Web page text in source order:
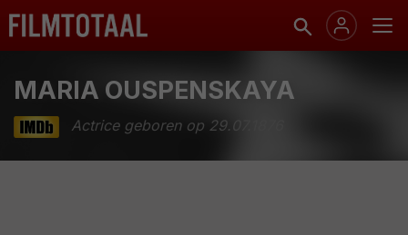
MARIA OUSPENSKAYA
Actrice geboren op 29.07.1876